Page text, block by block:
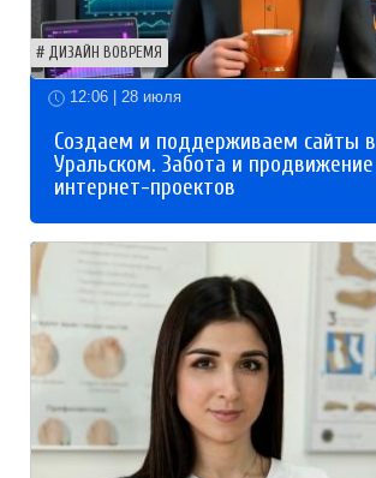
ДИЗАЙН ВОВРЕМЯ
12:06 | 28 июля
Создаем и поддерживаем сайты
Уральском. Забота и
интернет-проектов